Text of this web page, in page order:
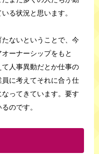
る状況と思います。
ないということで、今
ーナーシップをもと
人事異動だとか仕事の
に考えてそれに合う仕
ってきています。要す
のです。